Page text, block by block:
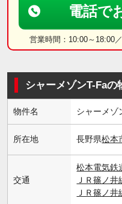
電話で
営業時間：10:00～18:00
シャーメゾンT-Faの
物件名 シャーメゾ
所在地 長野県松本
交通
松本電気鉄
ＪＲ篠ノ井
ＪＲ篠ノ井